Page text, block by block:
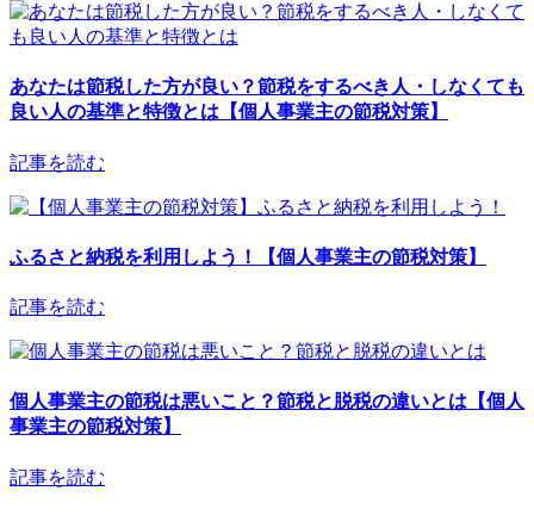
あなたは節税した方が良い？節税をするべき人・しなくても
良い人の基準と特徴とは【個人事業主の節税対策】
記事を読む
ふるさと納税を利用しよう！【個人事業主の節税対策】
記事を読む
個人事業主の節税は悪いこと？節税と脱税の違いとは【個人
事業主の節税対策】
記事を読む